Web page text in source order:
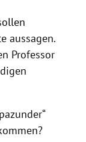
aussagen.
Professor